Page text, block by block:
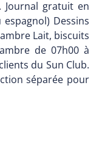
Journal gratuit en
Dessins
Lait, biscuits
de 07h00 à
du Sun Club.
séparée pour